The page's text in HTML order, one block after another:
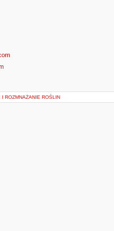
I ROZMNAŻANIE ROŚLIN